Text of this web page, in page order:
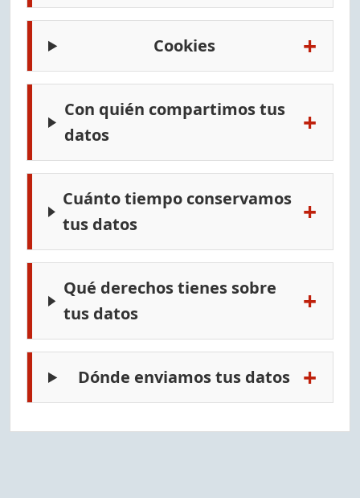
Cookies +
Con quién compartimos tus
datos
+
Cuánto tiempo conservamos
tus datos
+
Qué derechos tienes sobre
tus datos
+
Dónde enviamos tus datos +